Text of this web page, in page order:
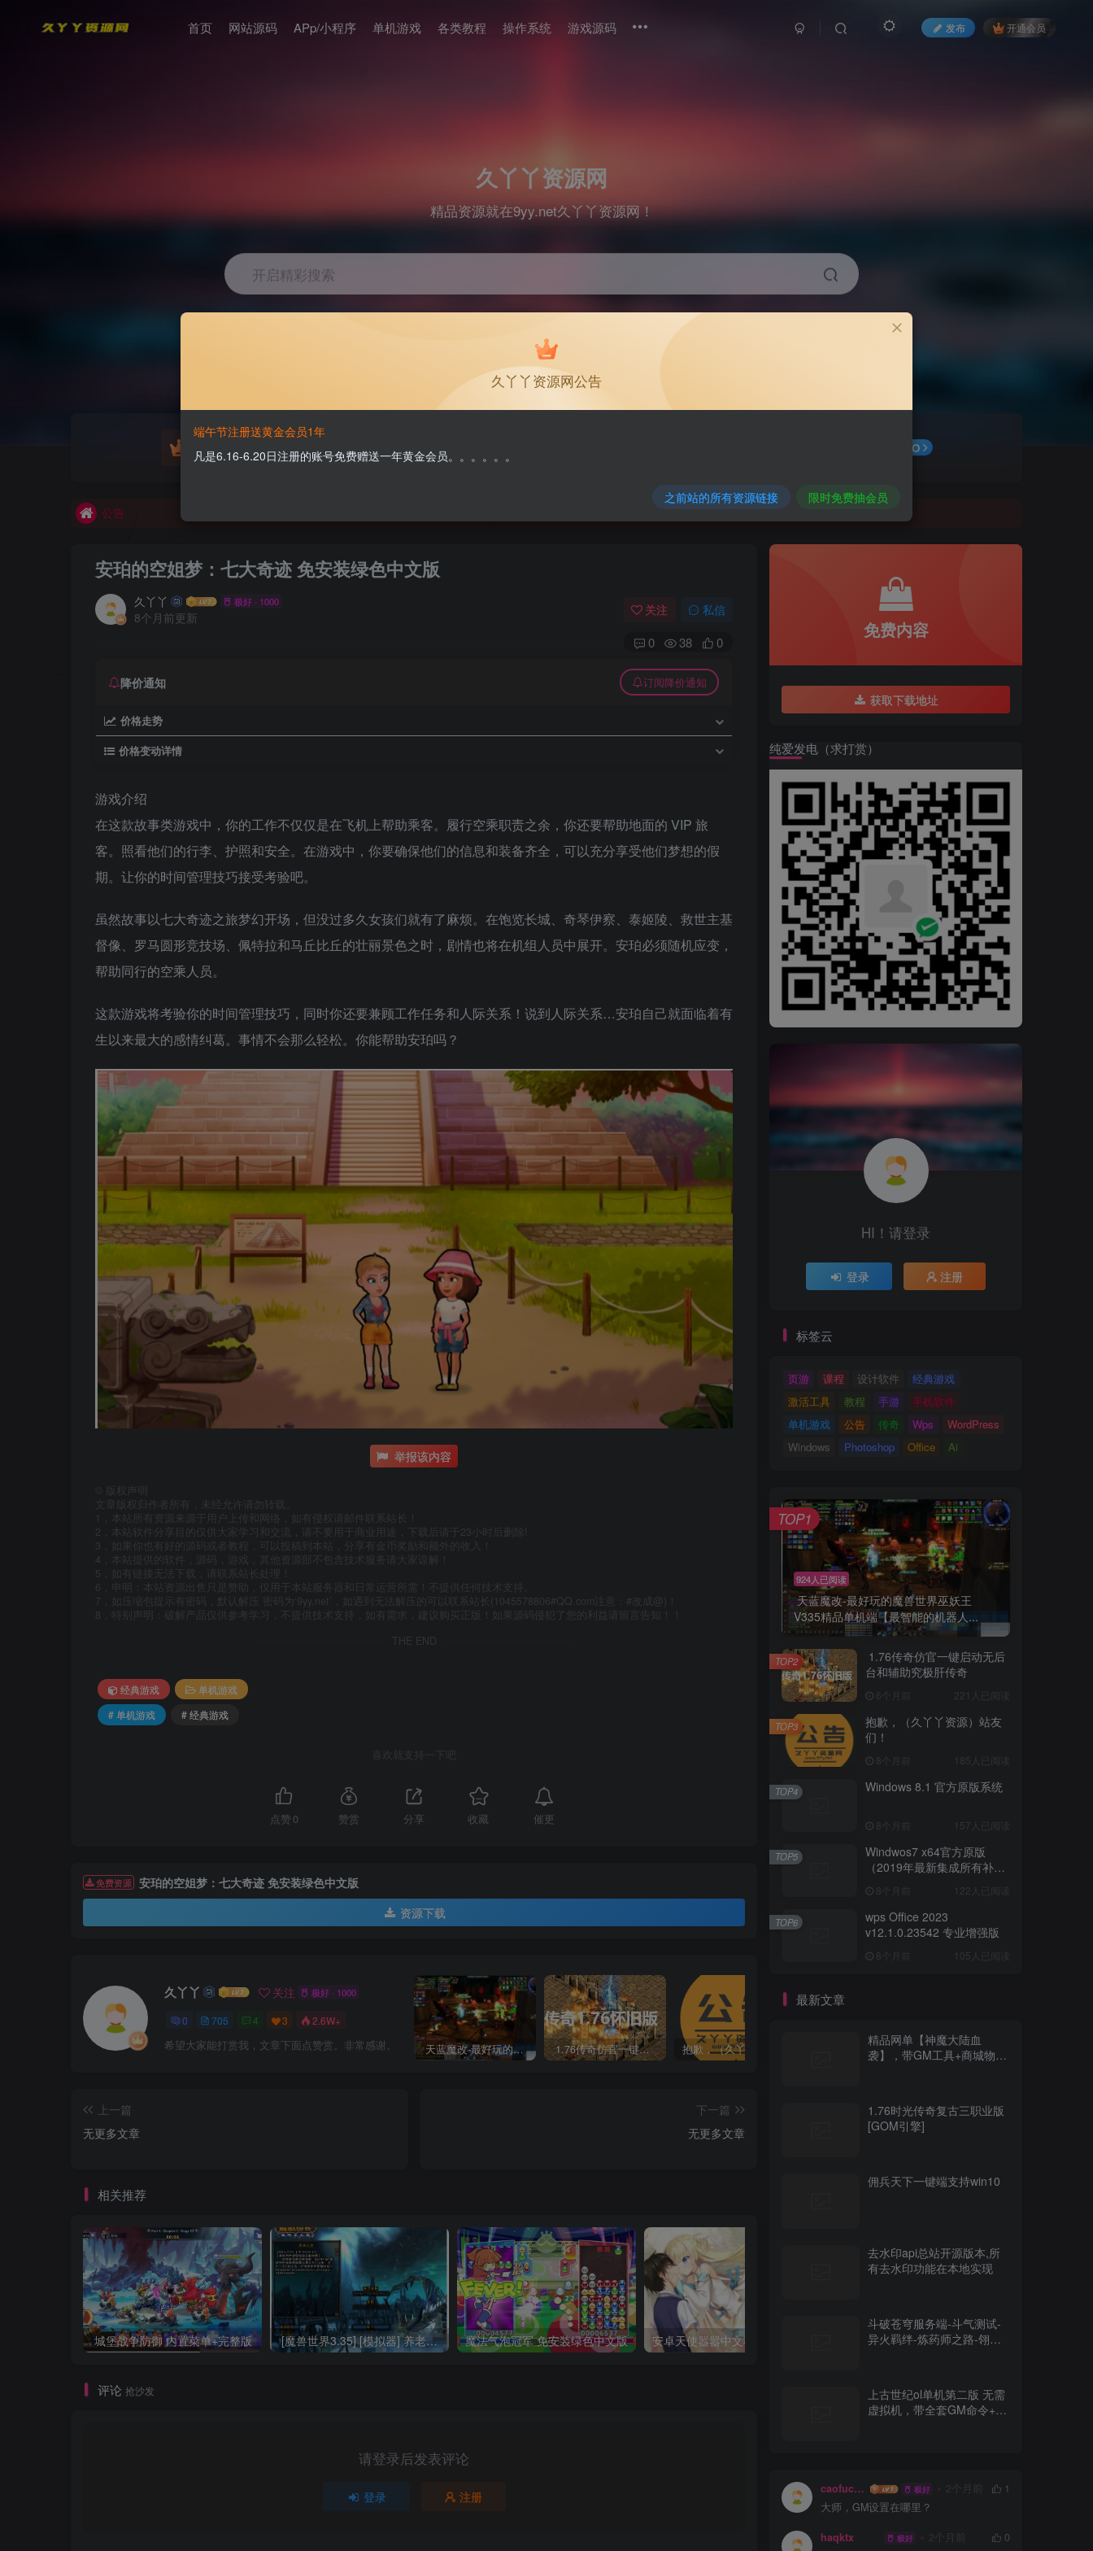
首页 网站源码 APp/小程序 单机游戏 各类教程 操作系统 游戏源码 发布 开通会员
久丫丫资源网
精品资源就在9yy.net久丫丫资源网！
开启精彩搜索
游戏源码 单机游戏 GO
欢迎大家无偿赞助！
欢迎大家无偿赞助！
安珀的空姐梦：七大奇迹 免安装绿色中文版
久丫丫 极好 · 1000
8个月前更新 关注 私信
0 38 0
降价通知 订阅降价通知
价格走势
价格变动详情
游戏介绍
在这款故事类游戏中，你的工作不仅仅是在飞机上帮助乘客。履行空乘职责之余，你还要帮助地面的 VIP 旅
客。照看他们的行李、护照和安全。在游戏中，你要确保他们的信息和装备齐全，可以充分享受他们梦想的假
期。让你的时间管理技巧接受考验吧。
虽然故事以七大奇迹之旅梦幻开场，但没过多久女孩们就有了麻烦。在饱览长城、奇琴伊察、泰姬陵、救世主基
督像、罗马圆形竞技场、佩特拉和马丘比丘的壮丽景色之时，剧情也将在机组人员中展开。安珀必须随机应变，
帮助同行的空乘人员。
这款游戏将考验你的时间管理技巧，同时你还要兼顾工作任务和人际关系！说到人际关系…安珀自己就面临着有
生以来最大的感情纠葛。事情不会那么轻松。你能帮助安珀吗？
举报该内容
版权声明
文章版权归作者所有，未经允许请勿转载。
1，本站所有资源来源于用户上传和网络，如有侵权请邮件联系站长！
2，本站软件分享目的仅供大家学习和交流，请不要用于商业用途，下载后请于23小时后删除!
3，如果你也有好的源码或者教程，可以投稿到本站，分享有金币奖励和额外的收入！
4，本站提供的软件，源码，游戏，其他资源部不包含技术服务请大家谅解！
5，如有链接无法下载，请联系站长处理！
6，申明：本站资源出售只是赞助，仅用于本站服务器和日常运营所需！不提供任何技术支持。
7，如压缩包提示有密码，默认解压 密码为‘9yy.net’，如遇到无法解压的可以联系站长(1045578806#QQ.com注意：#改成@)！
8，特别声明：破解产品仅供参考学习，不提供技术支持，如有需求，建议购买正版！如果源码侵犯了您的利益请留言告知！！
THE END
经典游戏
单机游戏
# 单机游戏
# 经典游戏
喜欢就支持一下吧
点赞 0 赞赏 分享 收藏 催更
免费资源 安珀的空姐梦：七大奇迹 免安装绿色中文版
资源下载
久丫丫 关注 极好 · 1000
0 705 4 3 2.6W+
希望大家能打赏我，文章下面点赞赏。非常感谢。 天蓝魔改-最好玩的魔兽世界巫妖王V335精品单机端【最智能的机器人】 1.76传奇仿官一键启动无后台和辅助究极肝传奇 Windows 8.1 官方原版系统
上一篇
无更多文章
下一篇
无更多文章
相关推荐
城堡战争防御 内置菜单+完整版 [魔兽世界3.35] [模拟器] 养老院第8版 魔法气泡冠军 免安装绿色中文版 安卓天使嚣嚣中文移植版 「推荐」红色警戒世界战火最新版1.9.3.0
评论 抢沙发
请登录后发表评论
登录 注册
免费内容
获取下载地址
纯爱发电（求打赏）
HI！请登录
登录 注册
标签云
页游 课程 设计软件
经典游戏
激活工具
教程 手游
手机软件
单机游戏
公告 传奇 Wps
WordPress
Windows
Photoshop Office Ai
924人已阅读
天蓝魔改-最好玩的魔兽世界巫妖王
V335精品单机端【最智能的机器人...
TOP1
1.76传奇仿官一键启动无后
台和辅助究极肝传奇
6个月前 221人已阅读
TOP2
抱歉，（久丫丫资源）站友
们！
8个月前 185人已阅读
TOP3
Windows 8.1 官方原版系统
8个月前 157人已阅读
TOP4
Windwos7 x64官方原版
（2019年最新集成所有补丁
8个月前 122人已阅读
TOP5
wps Office 2023
v12.1.0.23542 专业增强版
8个月前 105人已阅读
TOP6
最新文章
精品网单【神魔大陆血
袭】，带GM工具+商城物品
1.76时光传奇复古三职业版
[GOM引擎]
佣兵天下一键端支持win10
去水印api总站开源版本,所
有去水印功能在本地实现
斗破苍穹服务端-斗气测试-
异火羁绊-炼药师之路-翎风-
上古世纪ol单机第二版 无需
虚拟机，带全套GM命令+视
caofuchun 极好 2个月前
1
大师，GM设置在哪里？
haqktx 极好 2个月前
0
久丫丫资源网公告
端午节注册送黄金会员1年
凡是6.16-6.20日注册的账号免费赠送一年黄金会员。。。。。。
之前站的所有资源链接 限时免费抽会员